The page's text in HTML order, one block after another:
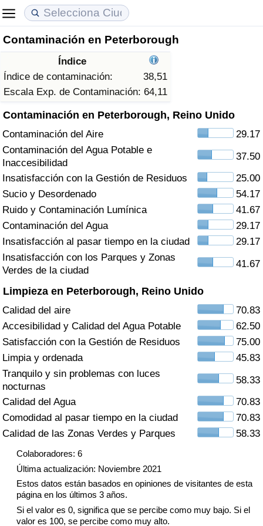
Contaminación en Peterborough
Índice
Índice de contaminación:
38,51
Escala Exp. de Contaminación: 64,11
Contaminación en Peterborough, Reino Unido
Contaminación del Aire
29.17
Contaminación del Agua Potable e
Inaccesibilidad
37.50
Insatisfacción con la Gestión de Residuos
25.00
Sucio y Desordenado
54.17
Ruido y Contaminación Lumínica
41.67
Contaminación del Agua
29.17
Insatisfacción al pasar tiempo en la ciudad
29.17
Insatisfacción con los Parques y Zonas
Verdes de la ciudad
41.67
Limpieza en Peterborough, Reino Unido
Calidad del aire
70.83
Accesibilidad y Calidad del Agua Potable
62.50
Satisfacción con la Gestión de Residuos
75.00
Limpia y ordenada
45.83
Tranquilo y sin problemas con luces
nocturnas
58.33
Calidad del Agua
70.83
Comodidad al pasar tiempo en la ciudad
70.83
Calidad de las Zonas Verdes y Parques
58.33
Colaboradores: 6
Última actualización: Noviembre 2021
Estos datos están basados en opiniones de visitantes de esta
página en los últimos 3 años.
Si el valor es 0, significa que se percibe como muy bajo. Si el
valor es 100, se percibe como muy alto.
Coste de vida
Índice de Costo de Vida (Actual)
Índice de Costo de Vida
Índice de costo de vida por país
en aqaba
Precios de las propiedades
Índice de Precios de Inmuebles (Actual)
Índice de Precios de Inmuebles
Índice de Precios de Inmuebles por País
Calidad de Vida
Índice de Calidad de Vida
Índice de Calidad de Vida (Actual)
Índice de calidad de vida por país
Delincuencia
Calificación del Índice de Criminalidad
(Actual)
Índice de Criminalidad
Índice de criminalidad por país
Sanidad
Índice de Sanidad (Actual)
Índice de Sanidad
Índice de Sanidad por País
Contaminación
Índice de Contaminación (Actual)
Índice de contaminación
Índice de Contaminación por País